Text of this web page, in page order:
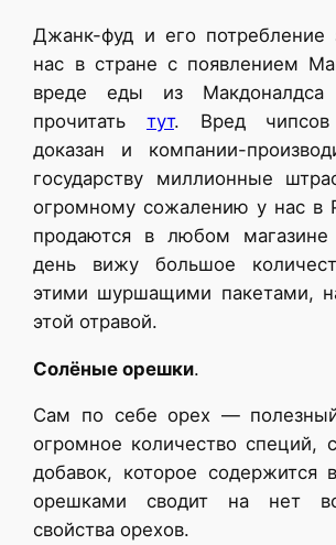
Джанк-фуд и его потребление
нас в стране с появлением
вреде еды из
прочитать тут. Вред чипсов
доказан и компании-
государству миллионные
огромному сожалению у нас в
продаются в любом
день вижу большое
этими шуршащими пакетами,
этой отравой.
Солёные орешки.
Сам по себе орех —
огромное количество специй,
добавок, которое содержится
орешками сводит на нет
свойства орехов.